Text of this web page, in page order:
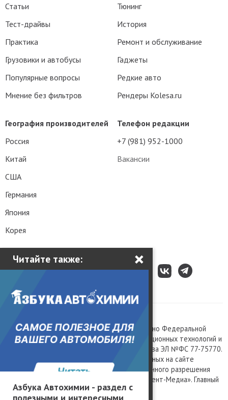
Читайте также: ×
Азбука Автохимии - раздел с
Телефон редакции
+7 (981) 952-1000
Вакансии
Статьи
Тест-драйвы
Практика
Грузовики и автобусы
Популярные вопросы
Мнение без фильтров
Тюнинг
История
Ремонт и обслуживание
Гаджеты
Редкие авто
Рендеры Kolesa.ru
География производителей
Россия
Китай
США
Германия
Япония
Корея
Сетевое издание «Kolesa.ru», зарегистрировано Федеральной
службой по надзору в сфере связи, информационных технологий и
массовых коммуникаций, номер свидетельства ЭЛ №ФС 77-75770.
Любое использование материалов, размещенных на сайте
www.kolesa.ru, допускается только с письменного разрешения
правообладателя. Учредитель ООО «Президент-Медиа». Главный
редактор Баландин М.А. 0+